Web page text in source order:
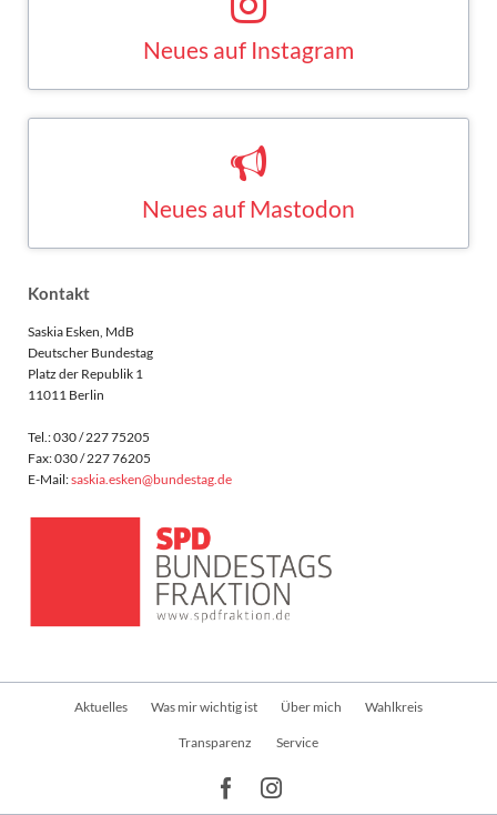
Kontakt
Saskia Esken, MdB
Deutscher Bundestag
Platz der Republik 1
11011 Berlin
Tel.: 030 / 227 75205
Fax: 030 / 227 76205
E-Mail:saskia.esken@bundestag.de
Navigation
Aktuelles Was mir wichtig ist Über mich Wahlkreis
Transparenz Service